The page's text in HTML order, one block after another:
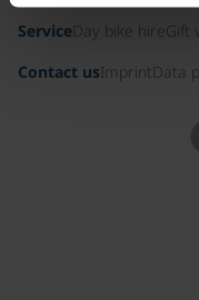
ServiceDay bike hireGift
Contact usImprint Data